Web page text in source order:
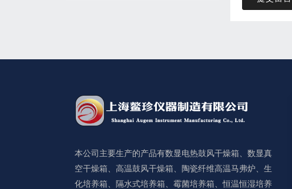
本公司主要生产的产品有数显电热鼓风干燥箱、数显真
空干燥箱、高温鼓风干燥箱、陶瓷纤维高温马弗炉、生
化培养箱、隔水式培养箱、霉菌培养箱、恒温恒湿培养